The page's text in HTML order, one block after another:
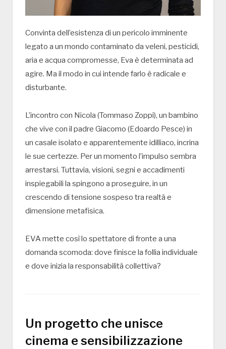
Convinta dell’esistenza di un pericolo imminente
legato a un mondo contaminato da veleni, pesticidi,
aria e acqua compromesse, Eva è determinata ad
agire. Ma il modo in cui intende farlo è radicale e
disturbante.
L’incontro con Nicola (Tommaso Zoppi), un bambino
che vive con il padre Giacomo (Edoardo Pesce) in
un casale isolato e apparentemente idilliaco, incrina
le sue certezze. Per un momento l’impulso sembra
arrestarsi. Tuttavia, visioni, segni e accadimenti
inspiegabili la spingono a proseguire, in un
crescendo di tensione sospeso tra realtà e
dimensione metafisica.
EVA mette così lo spettatore di fronte a una
domanda scomoda: dove finisce la follia individuale
e dove inizia la responsabilità collettiva?
Un progetto che unisce
cinema e sensibilizzazione